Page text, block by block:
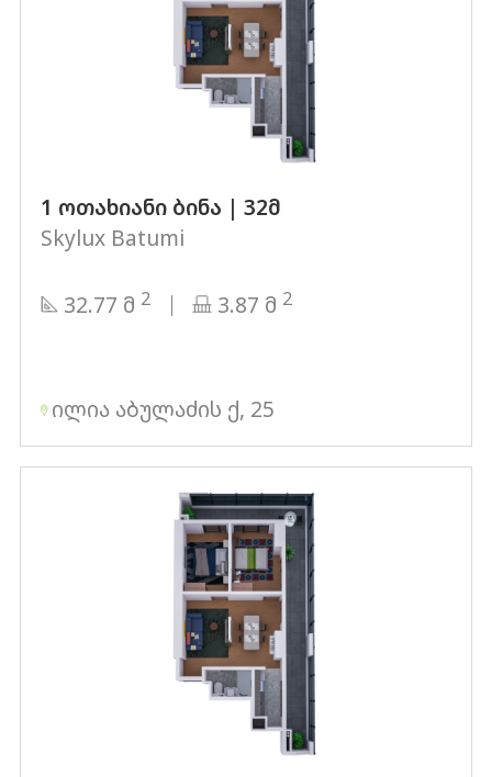
1 ოთახიანი ბინა | 32მ
Skylux Batumi
32.77 მ 2 3.87 მ 2
ილია აბულაძის ქ, 25